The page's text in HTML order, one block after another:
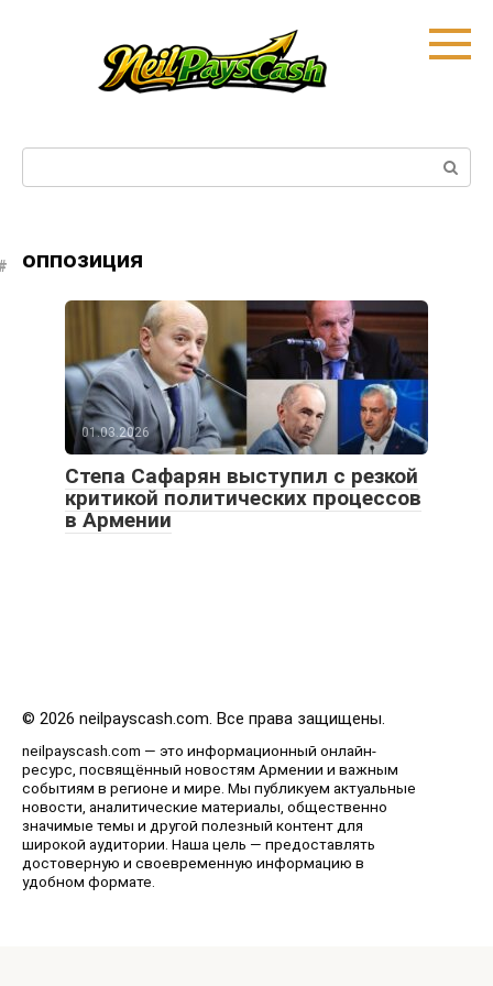
оппозиция
01.03.2026
Степа Сафарян выступил с резкой
критикой политических процессов
в Армении
© 2026 neilpayscash.com. Все права защищены.
neilpayscash.com — это информационный онлайн-
ресурс, посвящённый новостям Армении и важным
событиям в регионе и мире. Мы публикуем актуальные
новости, аналитические материалы, общественно
значимые темы и другой полезный контент для
широкой аудитории. Наша цель — предоставлять
достоверную и своевременную информацию в
удобном формате.